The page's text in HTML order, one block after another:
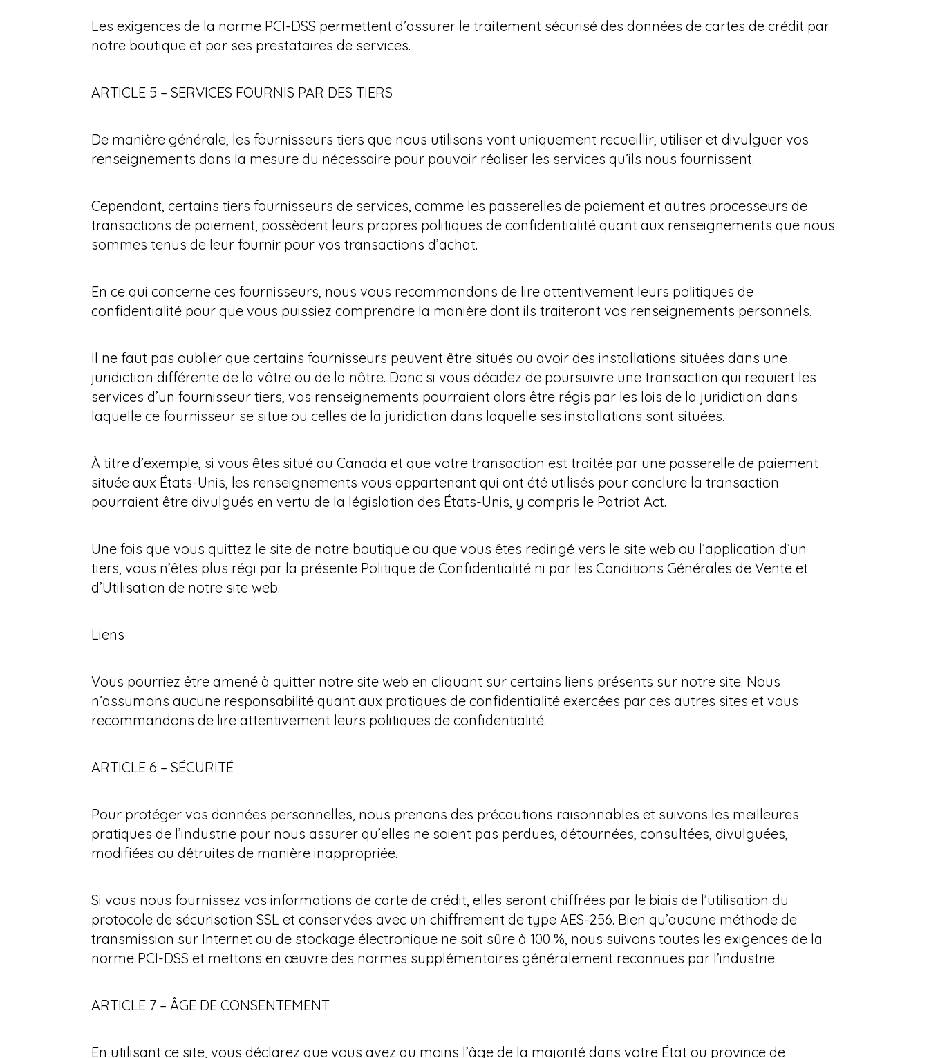
Les exigences de la norme PCI-DSS permettent d’assurer le traitement sécurisé des données de cartes de crédit par
notre boutique et par ses prestataires de services.
ARTICLE 5 – SERVICES FOURNIS PAR DES TIERS
De manière générale, les fournisseurs tiers que nous utilisons vont uniquement recueillir, utiliser et divulguer vos
renseignements dans la mesure du nécessaire pour pouvoir réaliser les services qu’ils nous fournissent.
Cependant, certains tiers fournisseurs de services, comme les passerelles de paiement et autres processeurs de
transactions de paiement, possèdent leurs propres politiques de confidentialité quant aux renseignements que nous
sommes tenus de leur fournir pour vos transactions d’achat.
En ce qui concerne ces fournisseurs, nous vous recommandons de lire attentivement leurs politiques de
confidentialité pour que vous puissiez comprendre la manière dont ils traiteront vos renseignements personnels.
Il ne faut pas oublier que certains fournisseurs peuvent être situés ou avoir des installations situées dans une
juridiction différente de la vôtre ou de la nôtre. Donc si vous décidez de poursuivre une transaction qui requiert les
services d’un fournisseur tiers, vos renseignements pourraient alors être régis par les lois de la juridiction dans
laquelle ce fournisseur se situe ou celles de la juridiction dans laquelle ses installations sont situées.
À titre d’exemple, si vous êtes situé au Canada et que votre transaction est traitée par une passerelle de paiement
située aux États-Unis, les renseignements vous appartenant qui ont été utilisés pour conclure la transaction
pourraient être divulgués en vertu de la législation des États-Unis, y compris le Patriot Act.
Une fois que vous quittez le site de notre boutique ou que vous êtes redirigé vers le site web ou l’application d’un
tiers, vous n’êtes plus régi par la présente Politique de Confidentialité ni par les Conditions Générales de Vente et
d’Utilisation de notre site web.
Liens
Vous pourriez être amené à quitter notre site web en cliquant sur certains liens présents sur notre site. Nous
n’assumons aucune responsabilité quant aux pratiques de confidentialité exercées par ces autres sites et vous
recommandons de lire attentivement leurs politiques de confidentialité.
ARTICLE 6 – SÉCURITÉ
Pour protéger vos données personnelles, nous prenons des précautions raisonnables et suivons les meilleures
pratiques de l’industrie pour nous assurer qu’elles ne soient pas perdues, détournées, consultées, divulguées,
modifiées ou détruites de manière inappropriée.
Si vous nous fournissez vos informations de carte de crédit, elles seront chiffrées par le biais de l’utilisation du
protocole de sécurisation SSL et conservées avec un chiffrement de type AES-256. Bien qu’aucune méthode de
transmission sur Internet ou de stockage électronique ne soit sûre à 100 %, nous suivons toutes les exigences de la
norme PCI-DSS et mettons en œuvre des normes supplémentaires généralement reconnues par l’industrie.
ARTICLE 7 – ÂGE DE CONSENTEMENT
En utilisant ce site, vous déclarez que vous avez au moins l’âge de la majorité dans votre État ou province de